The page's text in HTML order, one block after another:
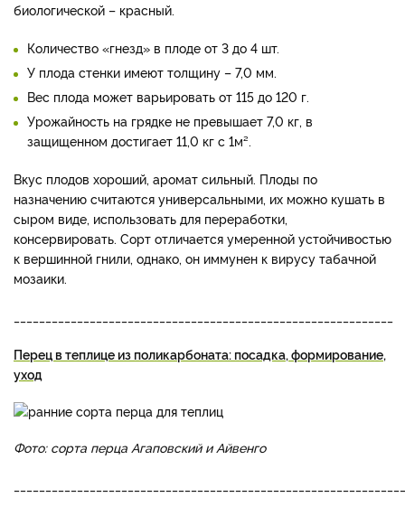
биологической – красный.
Количество «гнезд» в плоде от 3 до 4 шт.
У плода стенки имеют толщину – 7,0 мм.
Вес плода может варьировать от 115 до 120 г.
Урожайность на грядке не превышает 7,0 кг, в
защищенном достигает 11,0 кг с 1м².
Вкус плодов хороший, аромат сильный. Плоды по
назначению считаются универсальными, их можно кушать в
сыром виде, использовать для переработки,
консервировать. Сорт отличается умеренной устойчивостью
к вершинной гнили, однако, он иммунен к вирусу табачной
мозаики.
Перец в теплице из поликарбоната: посадка, формирование,
уход
Фото: сорта перца Агаповский и Айвенго